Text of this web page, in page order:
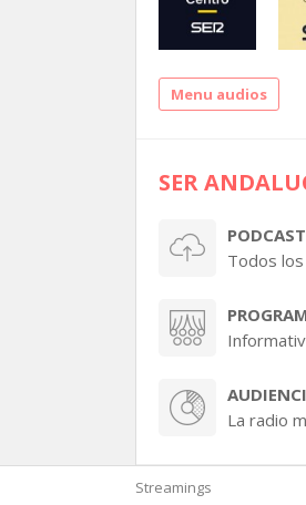
Menu audios
SER
PODCAST
Todos
La radio
Streamings